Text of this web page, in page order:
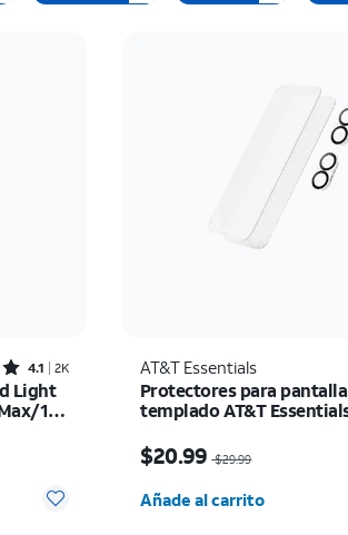
Rated4.1out of 5 stars with2521reviews
4.1 2K
Light
16
AT&T Essentials
Protectores para
templado AT&T
cámara, paquete de 2 -
$20.99 $29.99
Añade al carrito